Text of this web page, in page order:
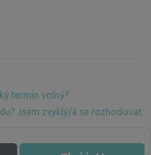
termín volný?
Jsem zvyklý/á se rozhodovat
všem